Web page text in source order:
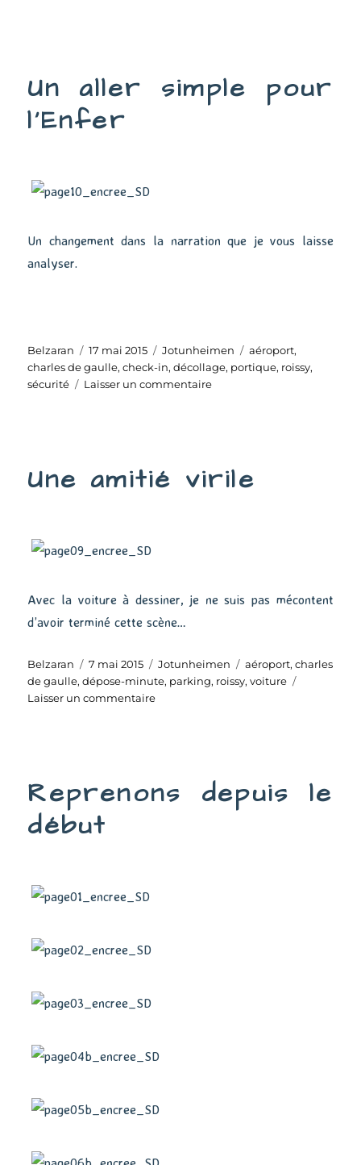
Un aller simple pour
l’Enfer
Un changement dans la narration que je vous laisse
analyser.
Auteur
Belzaran
Publié
le
17 mai 2015 Catégories
Jotunheimen Étiquettes
aéroport,
charles de gaulle,check-in,décollage, portique, roissy,
sécurité
Laisser un commentairesur
l’Enfer
Une amitié virile
Avec la voiture à dessiner, je ne suis pas mécontent
d’avoir terminé cette scène…
Auteur
Belzaran
Publié
le
7 mai 2015 Catégories
Jotunheimen Étiquettes
aéroport,charles
de gaulle,dépose-minute, parking, roissy,voiture
Laisser un commentairesur
Reprenons depuis le
début